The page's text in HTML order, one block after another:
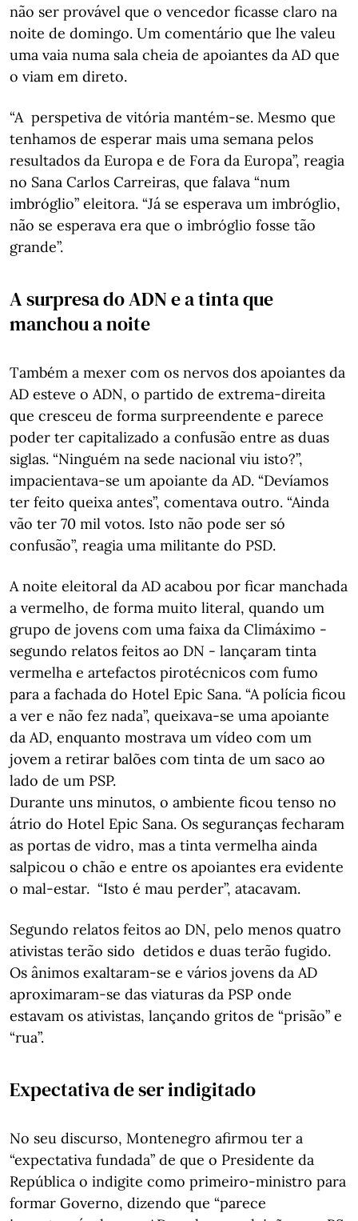
não ser provável que o vencedor ficasse claro na
noite de domingo. Um comentário que lhe valeu
uma vaia numa sala cheia de apoiantes da AD que
o viam em direto.
“A perspetiva de vitória mantém-se. Mesmo que
tenhamos de esperar mais uma semana pelos
resultados da Europa e de Fora da Europa”, reagia
no Sana Carlos Carreiras, que falava “num
imbróglio” eleitora. “Já se esperava um imbróglio,
não se esperava era que o imbróglio fosse tão
grande”.
A surpresa do ADN e a tinta que
manchou a noite
Também a mexer com os nervos dos apoiantes da
AD esteve o ADN, o partido de extrema-direita
que cresceu de forma surpreendente e parece
poder ter capitalizado a confusão entre as duas
siglas. “Ninguém na sede nacional viu isto?”,
impacientava-se um apoiante da AD. “Devíamos
ter feito queixa antes”, comentava outro. “Ainda
vão ter 70 mil votos. Isto não pode ser só
confusão”, reagia uma militante do PSD.
A noite eleitoral da AD acabou por ficar manchada
a vermelho, de forma muito literal, quando um
grupo de jovens com uma faixa da Climáximo -
segundo relatos feitos ao DN - lançaram tinta
vermelha e artefactos pirotécnicos com fumo
para a fachada do Hotel Epic Sana. “A polícia ficou
a ver e não fez nada”, queixava-se uma apoiante
da AD, enquanto mostrava um vídeo com um
jovem a retirar balões com tinta de um saco ao
lado de um PSP.
Durante uns minutos, o ambiente ficou tenso no
átrio do Hotel Epic Sana. Os seguranças fecharam
as portas de vidro, mas a tinta vermelha ainda
salpicou o chão e entre os apoiantes era evidente
o mal-estar. “Isto é mau perder”, atacavam.
Segundo relatos feitos ao DN, pelo menos quatro
ativistas terão sido detidos e duas terão fugido.
Os ânimos exaltaram-se e vários jovens da AD
aproximaram-se das viaturas da PSP onde
estavam os ativistas, lançando gritos de “prisão” e
“rua”.
Expectativa de ser indigitado
No seu discurso, Montenegro afirmou ter a
“expectativa fundada” de que o Presidente da
República o indigite como primeiro-ministro para
formar Governo, dizendo que “parece